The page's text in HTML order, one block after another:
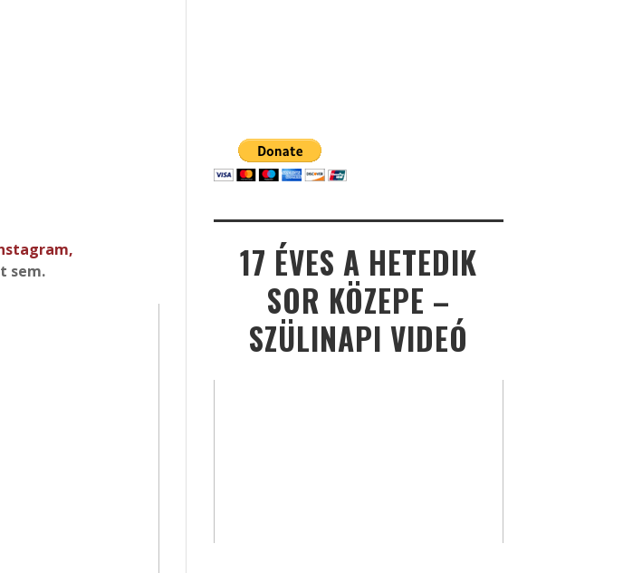
,
sem.
17 ÉVES A HETEDIK
SOR KÖZEPE –
SZÜLINAPI VIDEÓ